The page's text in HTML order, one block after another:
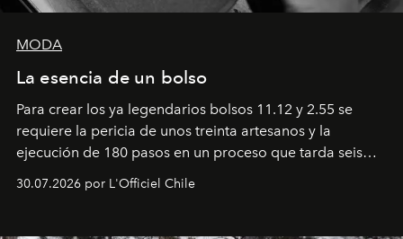
MODA
La esencia de un bolso
Para crear los ya legendarios bolsos 11.12 y 2.55 se
requiere la pericia de unos treinta artesanos y la
ejecución de 180 pasos en un proceso que tarda seis
semanas. Los expertos ponen en práctica una técnica
que se enseña solamente en la escuela de formación de
30.07.2026 por L'Officiel Chile